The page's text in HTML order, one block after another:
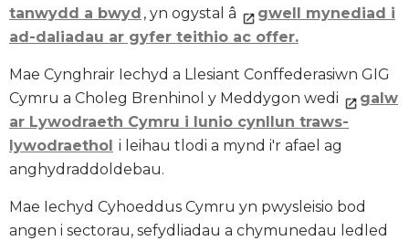
tanwydd a bwyd , yn ogystal â
gwell mynediad i
ad-daliadau ar gyfer teithio ac offer.
Mae Cynghrair Iechyd a Llesiant Conffederasiwn GIG
Cymru a Choleg Brenhinol y Meddygon wedi
galw
ar Lywodraeth Cymru i lunio cynllun traws-
lywodraethol i leihau tlodi a mynd i'r afael ag
anghydraddoldebau.
Mae Iechyd Cyhoeddus Cymru yn pwysleisio bod
angen i sectorau, sefydliadau a chymunedau ledled